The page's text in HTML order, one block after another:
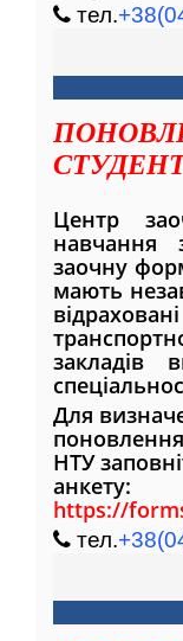
тел.
Центр
навчання
заочну
мають
закладів
Для
НТУ
анкету:
https://
тел.